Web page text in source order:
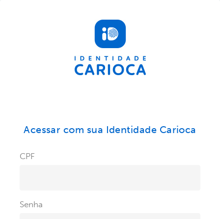
Acessar com sua Identidade Carioca
CPF
Senha